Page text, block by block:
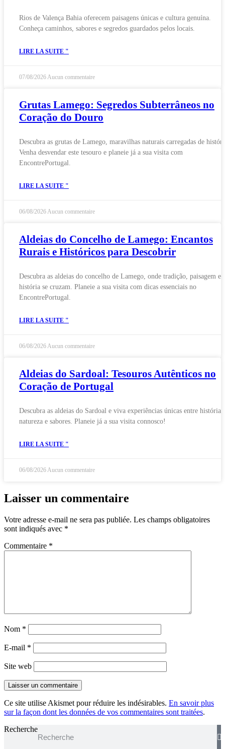
Rios de Valença Bahia oferecem paisagens únicas e cultura genuína.
Conheça caminhos, sabores e segredos guardados pelos locais.
LIRE LA SUITE "
07/08/2026 Aucun commentaire
Grutas Lamego: Segredos Subterrâneos no
Coração do Douro
Descubra as grutas de Lamego, maravilhas naturais carregadas de
Venha desvendar este tesouro e planeie já a sua visita com
EncontrePortugal.
LIRE LA SUITE "
06/08/2026 Aucun commentaire
Aldeias do Concelho de Lamego: Encantos
Rurais e Históricos para Descobrir
Descubra as aldeias do concelho de Lamego, onde tradição, paisagem e
história se cruzam. Planeie a sua visita com dicas essenciais no
EncontrePortugal.
LIRE LA SUITE "
06/08/2026 Aucun commentaire
Aldeias do Sardoal: Tesouros Autênticos no
Coração de Portugal
Descubra as aldeias do Sardoal e viva experiências únicas entre história,
natureza e sabores. Planeie já a sua visita connosco!
LIRE LA SUITE "
06/08/2026 Aucun commentaire
Laisser un commentaire
Votre adresse e-mail ne sera pas publiée. Les champs obligatoires
sont indiqués avec *
Commentaire *
Nom *
E-mail *
Site web
Ce site utilise Akismet pour réduire les indésirables. En savoir plus
sur la façon dont les données de vos commentaires sont traitées.
Recherche